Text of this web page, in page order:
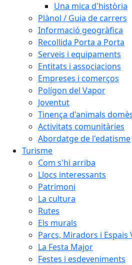
Una mica d'història
Plànol / Guia de carrers
Informació geogràfica
Recollida Porta a Porta
Serveis i equipaments
Entitats i associacions
Empreses i comerços
Polígon del Vapor
Joventut
Tinença d'animals
Activitats comunitàries
Abordatge de l'edatisme
Turisme
Com s'hi arriba
Llocs interessants
Patrimoni
La cultura
Rutes
Els murals
Parcs, Miradors i Espais
La Festa Major
Festes i esdeveniments